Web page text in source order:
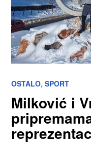
OSTALO,SPORT
Milković i